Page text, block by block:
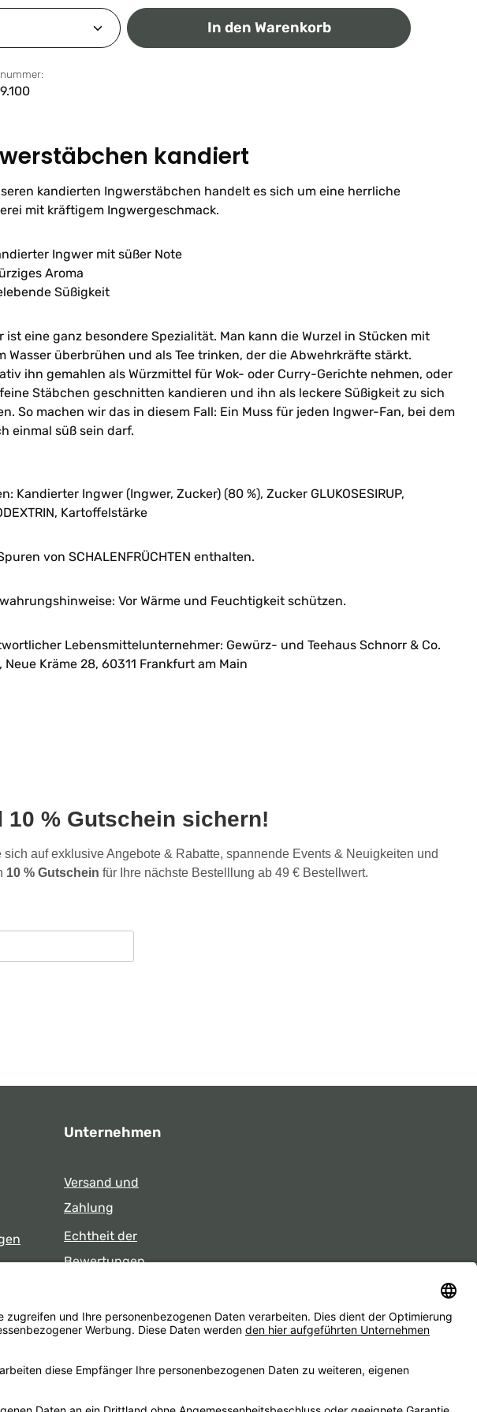
Anzahl: Gib den gewünschten Wert ein oder
In den Warenkorb
kandiert
kandierten Ingwerstäbchen handelt es sich um eine herrliche
mit kräftigem Ingwergeschmack.
Ingwer mit süßer Note
Aroma
Süßigkeit
ist eine ganz besondere Spezialität. Man kann die Wurzel in Stücken mit
Wasser überbrühen und als Tee trinken, der die Abwehrkräfte stärkt.
ihn gemahlen als Würzmittel für Wok- oder Curry-Gerichte nehmen, oder
Stäbchen geschnitten kandieren und ihn als leckere Süßigkeit zu sich
So machen wir das in diesem Fall: Ein Muss für jeden Ingwer-Fan, bei dem
einmal süß sein darf.
Kandierter Ingwer (Ingwer, Zucker) (80 %), Zucker GLUKOSESIRUP,
Kartoffelstärke
von SCHALENFRÜCHTEN enthalten.
Vor Wärme und Feuchtigkeit schützen.
Lebensmittelunternehmer: Gewürz- und Teehaus Schnorr & Co.
Neue Kräme 28, 60311 Frankfurt am Main
% Gutschein sichern!
auf exklusive Angebote & Rabatte, spannende Events & Neuigkeiten und
10 % Gutschein für Ihre nächste Bestelllung ab 49 € Bestellwert.
Unternehmen
Versand und
Zahlung
Echtheit der
Bewertungen
Laden